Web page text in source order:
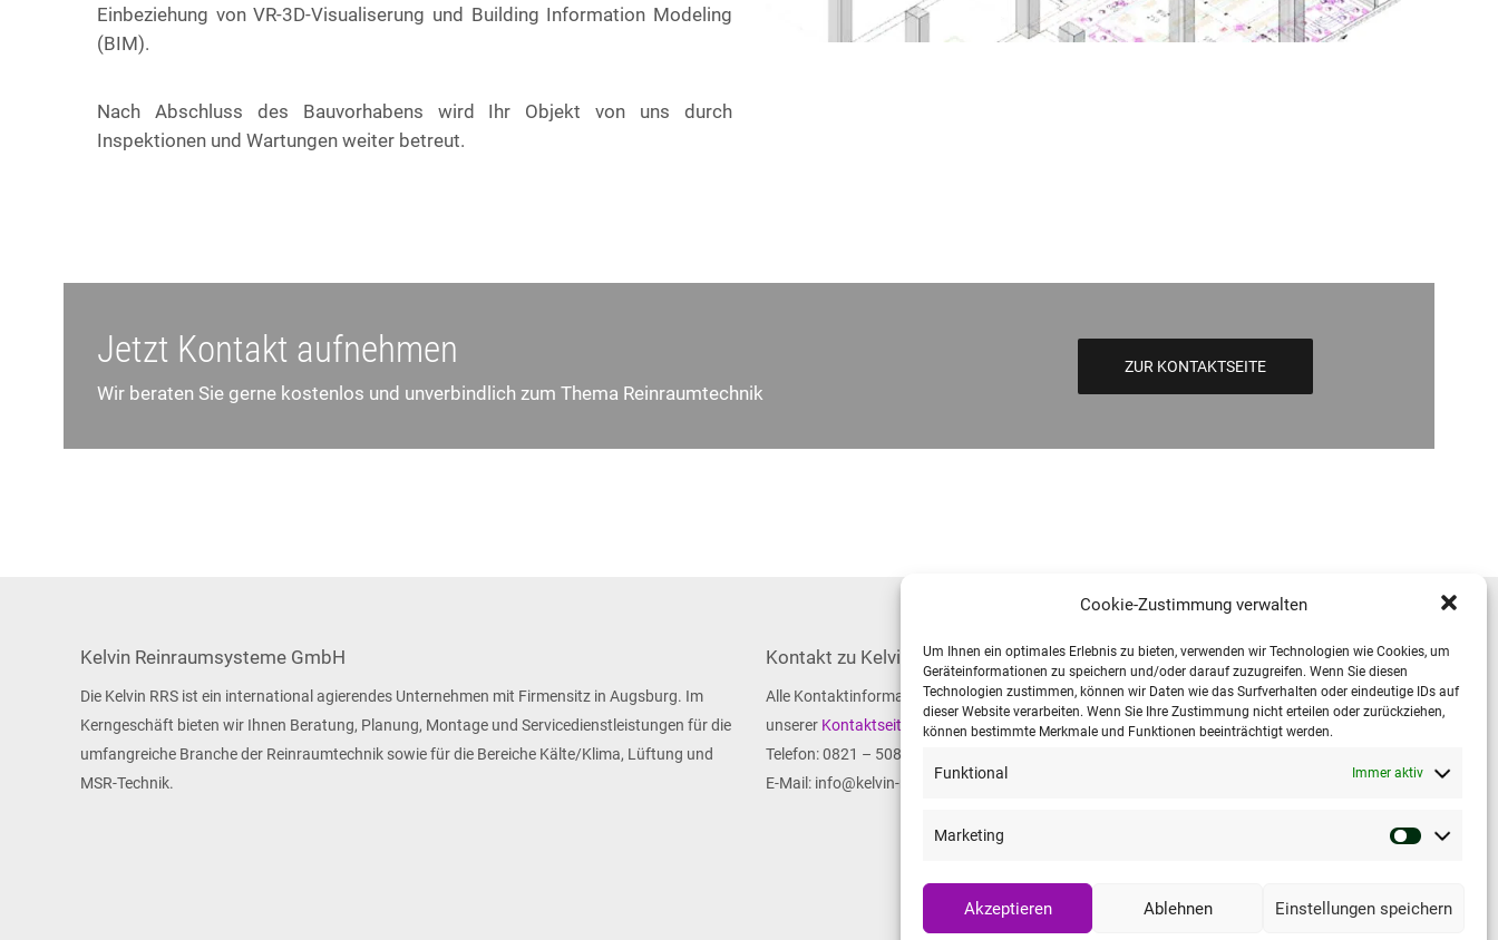
Cookie-Zustimmung verwalten
Um Ihnen ein optimales Erlebnis zu bieten, verwenden wir Technologien wie Cookies, um
Geräteinformationen zu speichern und/oder darauf zuzugreifen. Wenn Sie diesen
Technologien zustimmen, können wir Daten wie das Surfverhalten oder eindeutige IDs auf
dieser Website verarbeiten. Wenn Sie Ihre Zustimmung nicht erteilen oder zurückziehen,
können bestimmte Merkmale und Funktionen beeinträchtigt werden.
Funktional Immer aktiv
Marketing
Akzeptieren Ablehnen Einstellungen speichern
Einbeziehung von VR-3D-Visualiserung und Building Information Modeling
(BIM).
Nach Abschluss des Bauvorhabens wird Ihr Objekt von uns durch
Inspektionen und Wartungen weiter betreut.
Jetzt Kontakt aufnehmen
Wir beraten Sie gerne kostenlos und unverbindlich zum Thema Reinraumtechnik
ZUR KONTAKTSEITE
Kelvin Reinraumsysteme GmbH
Die Kelvin RRS ist ein international agierendes Unternehmen mit Firmensitz in Augsburg. Im
Kerngeschäft bieten wir Ihnen Beratung, Planung, Montage und Servicedienstleistungen für die
umfangreiche Branche der Reinraumtechnik sowie für die Bereiche Kälte/Klima, Lüftung und
MSR-Technik.
Kontakt zu Kelvin
Alle Kontaktinformationen finden Sie auf
unserer Kontaktseite
Telefon: 0821 – 508686 – 40
E-Mail: info@kelvin-rrs.de
Wichtige Links
Datenschutzerklärung
Impressum Kelvin Reinraumsysteme GmbH